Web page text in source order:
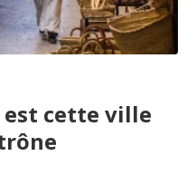
est cette ville